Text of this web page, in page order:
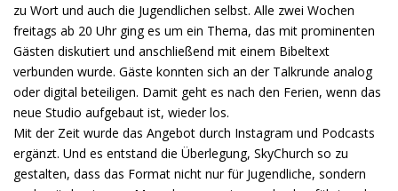
zu Wort und auch die Jugendlichen selbst. Alle zwei Wochen
freitags ab 20 Uhr ging es um ein Thema, das mit prominenten
Gästen diskutiert und anschließend mit einem Bibeltext
verbunden wurde. Gäste konnten sich an der Talkrunde analog
oder digital beteiligen. Damit geht es nach den Ferien, wenn das
neue Studio aufgebaut ist, wieder los.
Mit der Zeit wurde das Angebot durch Instagram und Podcasts
ergänzt. Und es entstand die Überlegung, SkyChurch so zu
gestalten, dass das Format nicht nur für Jugendliche, sondern